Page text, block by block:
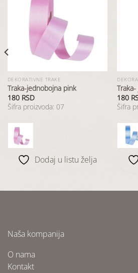
želja
DEKORATIVNE TRAKE
Traka-jednobojna pink
180 RSD
Šifra proizvoda: 07
Dodaj u listu želja
180
Šifra
Naša kompanija
O nama
Kontakt